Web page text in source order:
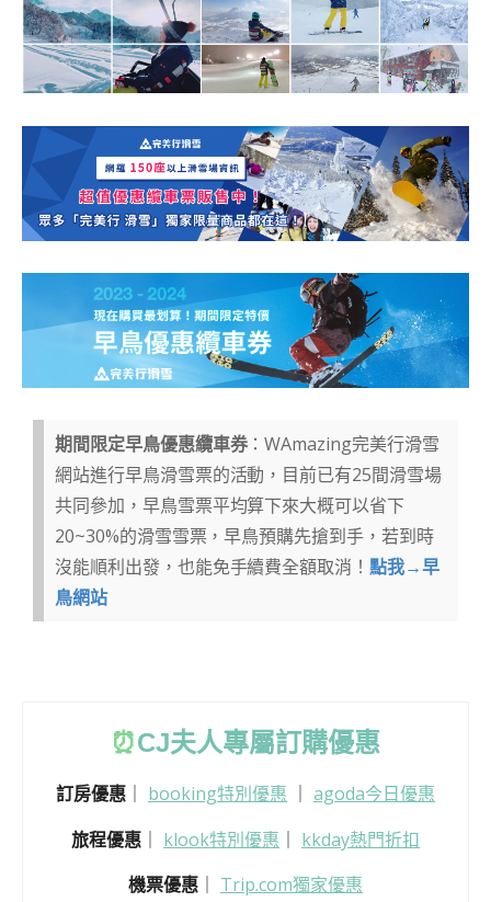
期間限定早鳥優惠纜車券：WAmazing完美行滑雪
網站進行早鳥滑雪票的活動，目前已有25間滑雪場
共同參加，早鳥雪票平均算下來大概可以省下
20~30%的滑雪雪票，早鳥預購先搶到手，若到時
沒能順利出發，也能免手續費全額取消！點我→早
鳥網站
⏰CJ夫人專屬訂購優惠
訂房優惠 booking特別優惠
agoda今日優惠
旅程優惠 ｜ klook特別優惠 ｜ kkday熱門折扣
機票優惠
Trip.com獨家優惠